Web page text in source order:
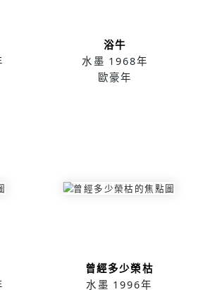
浴牛
水墨 1968年
歐豪年
曾經多少榮枯
水墨 1996年